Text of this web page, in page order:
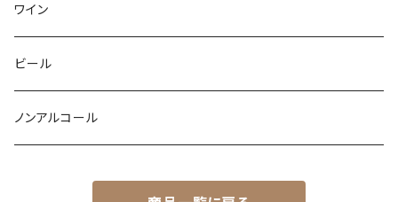
ワイン
ビール
ノンアルコール